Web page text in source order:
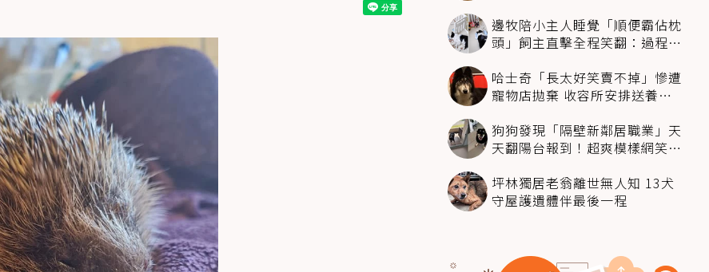
邊牧陪小主人睡覺「順便霸佔枕
頭」飼主直擊全程笑翻：過程絲
哈士奇「長太好笑賣不掉」慘遭
寵物店拋棄 收容所安排送養活
狗狗發現「隔壁新鄰居職業」天
天翻陽台報到！超爽模樣網笑
坪林獨居老翁離世無人知 13犬
守屋護遺體伴最後一程